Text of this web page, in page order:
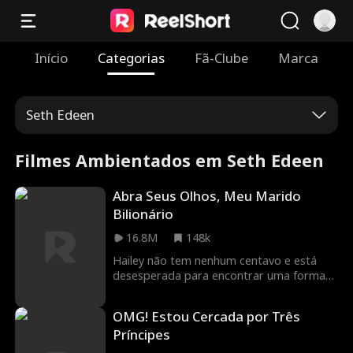
Início Categorias Fã-Clube Marca
Seth Edeen
Filmes Ambientados em Seth Edeen
Abra Seus Olhos, Meu Marido
Bilionário
16.8M
148k
Hailey não tem nenhum centavo e está
desesperada para encontrar uma forma
la, mas com uma condição: ela precisa se
casar com o bilionário Samuel Trent, que
OMG! Estou Cercada por Três
Príncipes